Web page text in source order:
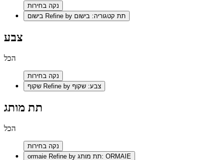
נקה בחירות
Refine by תת קטגוריה: בישום
צבע
הכל
נקה בחירות
Refine by צבע: שקוף
תת מותג
הכל
נקה בחירות
ormaie
Refine by תת מותג: ORMAIE